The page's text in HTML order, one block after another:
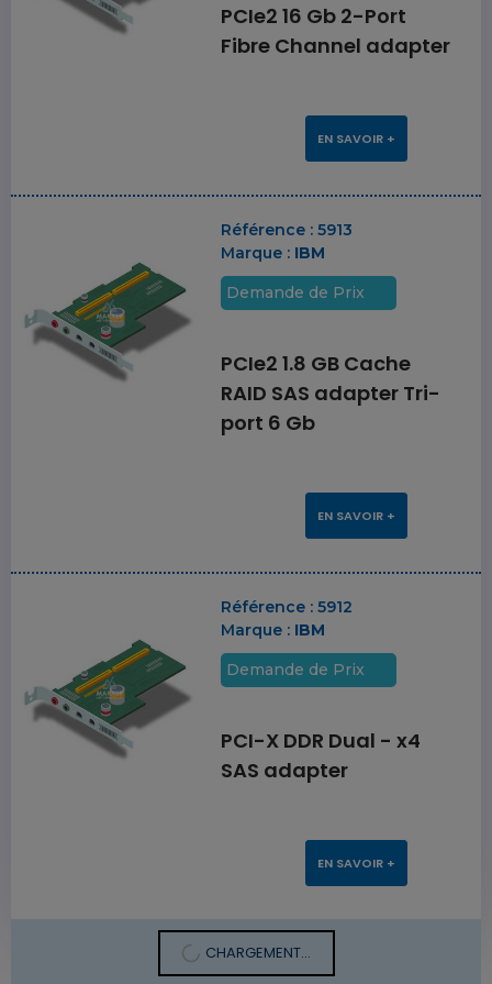
PCIe2 16 Gb 2-Port
Fibre Channel adapter
EN SAVOIR +
Référence :5913
Marque : IBM
Demande de Prix
PCIe2 1.8 GB Cache
RAID SAS adapter Tri-
port 6 Gb
EN SAVOIR +
Référence :5912
Marque : IBM
Demande de Prix
PCI-X DDR Dual - x4
SAS adapter
EN SAVOIR +
CHARGEMENT...